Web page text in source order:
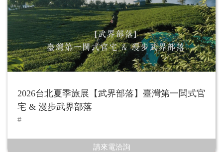
2026台北夏季旅展【武界部落】臺灣第一閩式官
宅 & 漫步武界部落
請來電洽詢